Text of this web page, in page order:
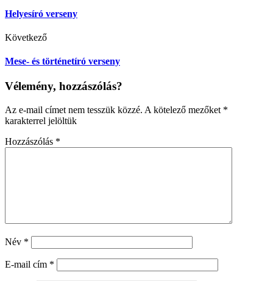
Helyesíró verseny
Következő
Mese- és történetíró verseny
Vélemény, hozzászólás?
Az e-mail címet nem tesszük közzé. A kötelező mezőket *
karakterrel jelöltük
Hozzászólás *
Név *
E-mail cím *